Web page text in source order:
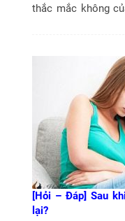
thắc mắc không
[Hỏi – Đáp] Sau
lại?